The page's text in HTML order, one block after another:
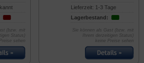
(bzw. mit
Status)
sehen
Lieferzeit: 1-3 Tage
Lagerbestand:
Sie können als Gast (bzw. mit
Ihrem derzeitigen Status)
keine Preise sehen